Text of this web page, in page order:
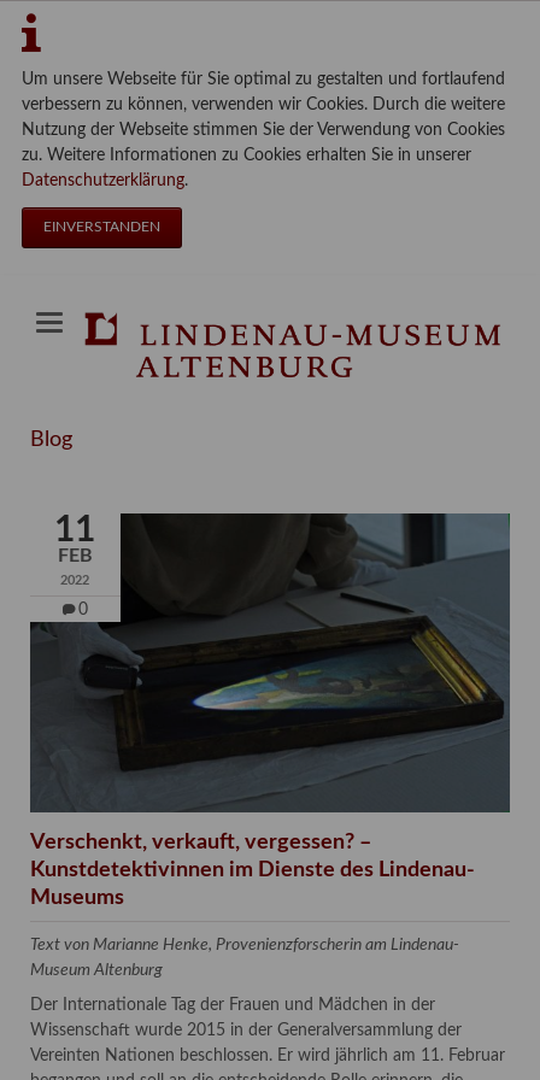
Um unsere Webseite für Sie optimal zu gestalten und fortlaufend
verbessern zu können, verwenden wir Cookies. Durch die weitere
Nutzung der Webseite stimmen Sie der Verwendung von Cookies
zu. Weitere Informationen zu Cookies erhalten Sie in unserer
Datenschutzerklärung.
EINVERSTANDEN
Blog
11
FEB
2022
0
Verschenkt, verkauft, vergessen? –
Kunstdetektivinnen im Dienste des Lindenau-
Museums
Text von Marianne Henke, Provenienzforscherin am Lindenau-
Museum Altenburg
Der Internationale Tag der Frauen und Mädchen in der
Wissenschaft wurde 2015 in der Generalversammlung der
Vereinten Nationen beschlossen. Er wird jährlich am 11. Februar